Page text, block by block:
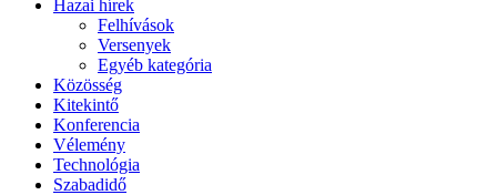
Hazai hírek
Felhívások
Versenyek
Egyéb kategória
Közösség
Kitekintő
Konferencia
Vélemény
Technológia
Szabadidő